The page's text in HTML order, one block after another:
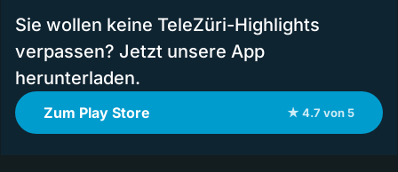
Sie wollen keine TeleZüri-Highlights
verpassen? Jetzt unsere App
herunterladen.
Zum Play Store ★ 4.7 von 5